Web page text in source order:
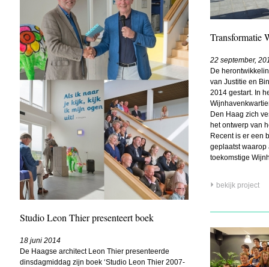
Studio Leon Thier presenteert boek
18 juni 2014
De Haagse architect Leon Thier presenteerde
dinsdagmiddag zijn boek ‘Studio Leon Thier 2007-
Transformatie
22 september,
De
van Justitie en
2014 gestart. In
Den Haag zich
het ontwerp van
Recent is er een
geplaatst waarop
toekomstige
bekijk project